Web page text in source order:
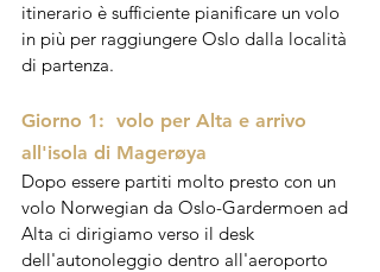
itinerario è sufficiente pianificare un volo
in più per raggiungere Oslo dalla località
di partenza.
Giorno 1:  volo per Alta e arrivo
all'isola di Magerøya
Dopo essere partiti molto presto con un
volo Norwegian da Oslo-Gardermoen ad
Alta ci dirigiamo verso il desk
dell'autonoleggio dentro all'aeroporto